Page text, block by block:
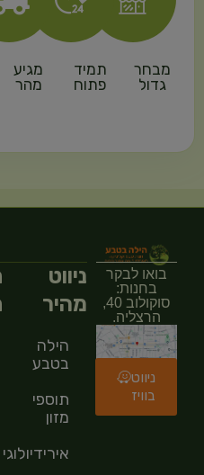
מבחר
גדול
תמיד
פתוח
מגיע
מהר
בואו לבקר
בחנות:
סוקולוב 40,
הרצליה.
ניווט
בוויז
ניווט
מהיר
הילה
בטבע
תוספי
מזון
אירידיולוגיה